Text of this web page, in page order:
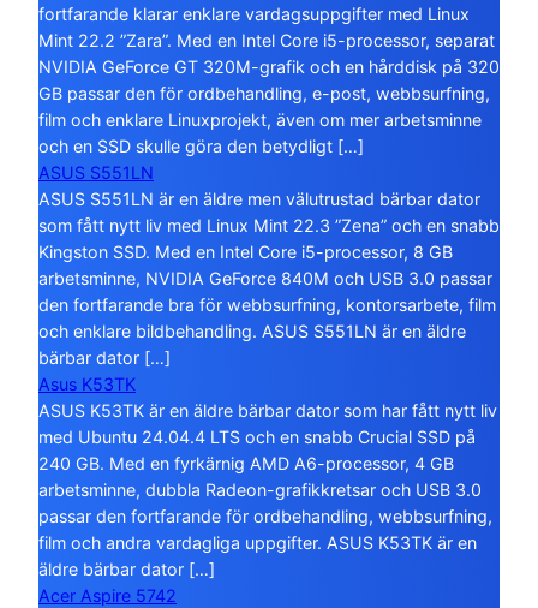
fortfarande klarar enklare vardagsuppgifter med Linux
Mint 22.2 ”Zara”. Med en Intel Core i5-processor, separat
NVIDIA GeForce GT 320M-grafik och en hårddisk på 320
GB passar den för ordbehandling, e-post, webbsurfning,
film och enklare Linuxprojekt, även om mer arbetsminne
och en SSD skulle göra den betydligt […]
ASUS S551LN
ASUS S551LN är en äldre men välutrustad bärbar dator
som fått nytt liv med Linux Mint 22.3 ”Zena” och en snabb
Kingston SSD. Med en Intel Core i5-processor, 8 GB
arbetsminne, NVIDIA GeForce 840M och USB 3.0 passar
den fortfarande bra för webbsurfning, kontorsarbete, film
och enklare bildbehandling. ASUS S551LN är en äldre
bärbar dator […]
Asus K53TK
ASUS K53TK är en äldre bärbar dator som har fått nytt liv
med Ubuntu 24.04.4 LTS och en snabb Crucial SSD på
240 GB. Med en fyrkärnig AMD A6-processor, 4 GB
arbetsminne, dubbla Radeon-grafikkretsar och USB 3.0
passar den fortfarande för ordbehandling, webbsurfning,
film och andra vardagliga uppgifter. ASUS K53TK är en
äldre bärbar dator […]
Acer Aspire 5742